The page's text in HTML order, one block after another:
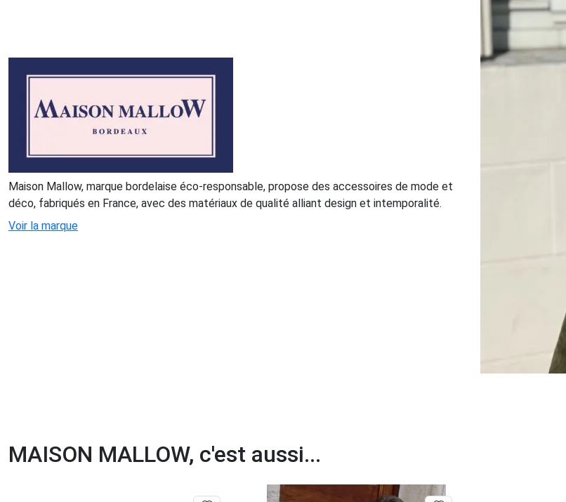
Maison Mallow, marque bordelaise éco-responsable, propose des accessoires de mode et
déco, fabriqués en France, avec des matériaux de qualité alliant design et intemporalité.
Voir la marque
MAISON MALLOW, c'est aussi...